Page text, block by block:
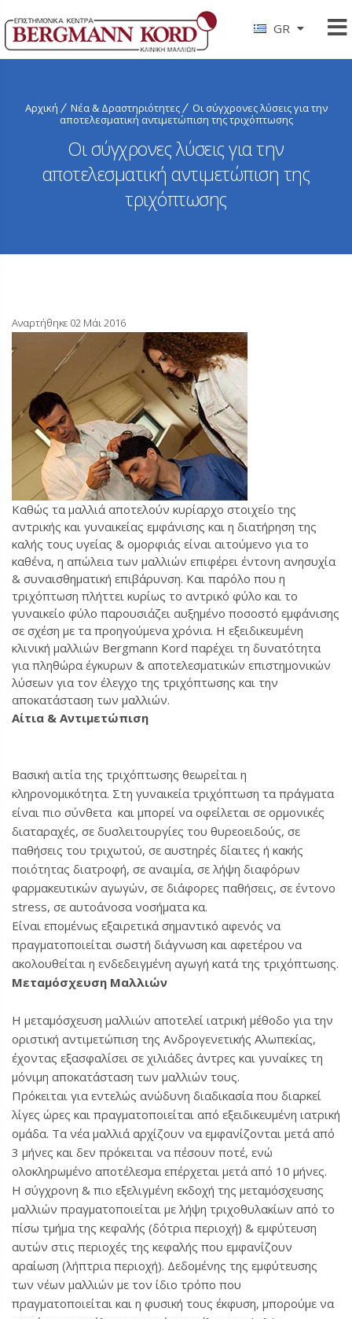
GR
Αρχική Νέα & Δραστηριότητες
Οι σύγχρονες λύσεις για την
αποτελεσματική αντιμετώπιση της τριχόπτωσης
Οι σύγχρονες λύσεις για την
αποτελεσματική αντιμετώπιση της
τριχόπτωσης
Αναρτήθηκε 02 Μάι 2016
Καθώς τα μαλλιά αποτελούν κυρίαρχο στοιχείο της
αντρικής και γυναικείας εμφάνισης και η διατήρηση της
καλής τους υγείας & ομορφιάς είναι αιτούμενο για το
καθένα, η απώλεια των μαλλιών επιφέρει έντονη ανησυχία
& συναισθηματική επιβάρυνση. Και παρόλο που η
τριχόπτωση πλήττει κυρίως το αντρικό φύλο και το
γυναικείο φύλο παρουσιάζει αυξημένο ποσοστό εμφάνισης
σε σχέση με τα προηγούμενα χρόνια. Η εξειδικευμένη
κλινική μαλλιών Bergmann Kord παρέχει τη δυνατότητα
για πληθώρα έγκυρων & αποτελεσματικών επιστημονικών
λύσεων για τον έλεγχο της τριχόπτωσης και την
αποκατάσταση των μαλλιών.
Αίτια & Αντιμετώπιση
Βασική αιτία της τριχόπτωσης θεωρείται η
κληρονομικότητα. Στη γυναικεία τριχόπτωση τα πράγματα
είναι πιο σύνθετα και μπορεί να οφείλεται σε ορμονικές
διαταραχές, σε δυσλειτουργίες του θυρεοειδούς, σε
παθήσεις του τριχωτού, σε αυστηρές δίαιτες ή κακής
ποιότητας διατροφή, σε αναιμία, σε λήψη διαφόρων
φαρμακευτικών αγωγών, σε διάφορες παθήσεις, σε έντονο
stress, σε αυτοάνοσα νοσήματα κα.
Είναι επομένως εξαιρετικά σημαντικό αφενός να
πραγματοποιείται σωστή διάγνωση και αφετέρου να
ακολουθείται η ενδεδειγμένη αγωγή κατά της τριχόπτωσης.
Μεταμόσχευση Μαλλιών
Η μεταμόσχευση μαλλιών αποτελεί ιατρική μέθοδο για την
οριστική αντιμετώπιση της Ανδρογενετικής Αλωπεκίας,
έχοντας εξασφαλίσει σε χιλιάδες άντρες και γυναίκες τη
μόνιμη αποκατάσταση των μαλλιών τους.
Πρόκειται για εντελώς ανώδυνη διαδικασία που διαρκεί
λίγες ώρες και πραγματοποιείται από εξειδικευμένη ιατρική
ομάδα. Τα νέα μαλλιά αρχίζουν να εμφανίζονται μετά από
3 μήνες και δεν πρόκειται να πέσουν ποτέ, ενώ
ολοκληρωμένο αποτέλεσμα επέρχεται μετά από 10 μήνες.
Η σύγχρονη & πιο εξελιγμένη εκδοχή της μεταμόσχευσης
μαλλιών πραγματοποιείται με λήψη τριχοθυλακίων από το
πίσω τμήμα της κεφαλής (δότρια περιοχή) & εμφύτευση
αυτών στις περιοχές της κεφαλής που εμφανίζουν
αραίωση (λήπτρια περιοχή). Δεδομένης της εμφύτευσης
των νέων μαλλιών με τον ίδιο τρόπο που
πραγματοποιείται και η φυσική τους έκφυση, μπορούμε να